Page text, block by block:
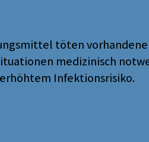
töten
medizinisch
Infektionsrisiko.